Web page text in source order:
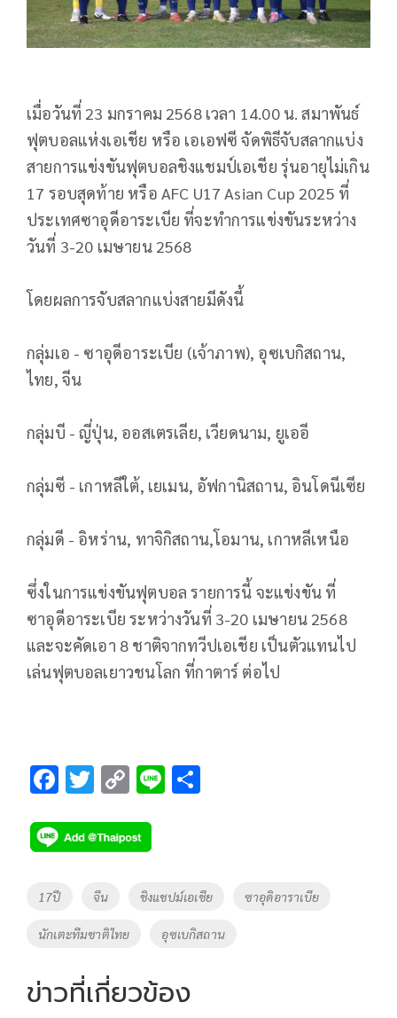
เมื่อวันที่ 23 มกราคม 2568 เวลา 14.00 น. สมาพันธ์
ฟุตบอลแห่งเอเชีย หรือ เอเอฟซี จัดพิธีจับสลากแบ่ง
สายการแข่งขันฟุตบอลชิงแชมป์เอเชีย รุ่นอายุไม่เกิน
17 รอบสุดท้าย หรือ AFC U17 Asian Cup 2025 ที่
ประเทศซาอุดีอาระเบีย ที่จะทำการแข่งขันระหว่าง
วันที่ 3-20 เมษายน 2568
โดยผลการจับสลากแบ่งสายมีดังนี้
กลุ่มเอ - ซาอุดีอาระเบีย (เจ้าภาพ), อุซเบกิสถาน,
ไทย, จีน
กลุ่มบี - ญี่ปุ่น, ออสเตรเลีย, เวียดนาม, ยูเออี
กลุ่มซี - เกาหลีใต้, เยเมน, อัฟกานิสถาน, อินโดนีเซีย
กลุ่มดี - อิหร่าน, ทาจิกิสถาน,โอมาน, เกาหลีเหนือ
ซึ่งในการแข่งขันฟุตบอล รายการนี้ จะแข่งขัน ที่
ซาอุดีอาระเบีย ระหว่างวันที่ 3-20 เมษายน 2568
และจะคัดเอา 8 ชาติจากทวีปเอเชีย เป็นตัวแทนไป
เล่นฟุตบอลเยาวชนโลก ที่กาตาร์ ต่อไป
F
e
b
o
o
k
T
tt
er
C
p
y
Li
Li
Tags
17ปี จีน ชิงแชปม์เอเชีย ซาอุดิอาราเบีย
นักเตะทีมชาติไทย อุซเบกิสถาน
ข่าวที่เกี่ยวข้อง